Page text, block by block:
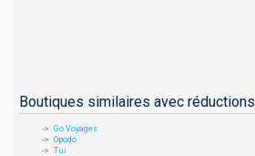
Boutiques similaires avec réductions
Go Voyages
Opodo
Tui